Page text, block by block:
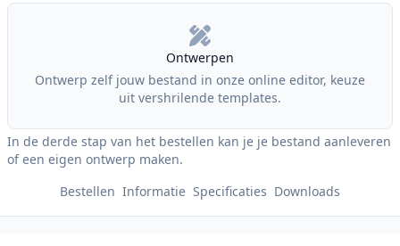
Ontwerpen
Ontwerp zelf jouw bestand in onze online editor, keuze
uit vershrilende templates.
In de derde stap van het bestellen kan je je bestand aanleveren
of een eigen ontwerp maken.
Bestellen Informatie Specificaties Downloads